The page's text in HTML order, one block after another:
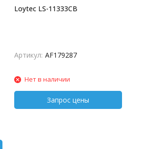
Loytec LS-11333CB
Артикул: AF179287
Нет в наличии